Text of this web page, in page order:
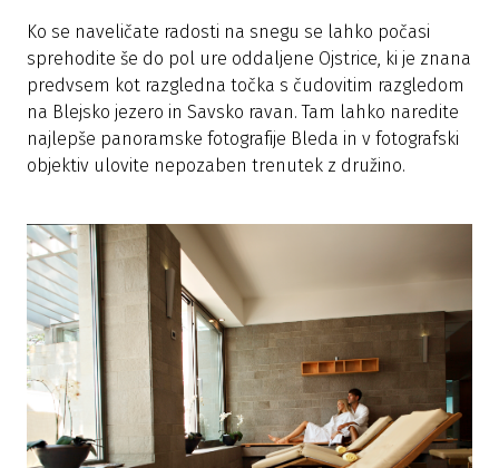
Ko se naveličate radosti na snegu se lahko počasi
sprehodite še do pol ure oddaljene Ojstrice, ki je znana
predvsem kot razgledna točka s čudovitim razgledom
na Blejsko jezero in Savsko ravan. Tam lahko naredite
najlepše panoramske fotografije Bleda in v fotografski
objektiv ulovite nepozaben trenutek z družino.